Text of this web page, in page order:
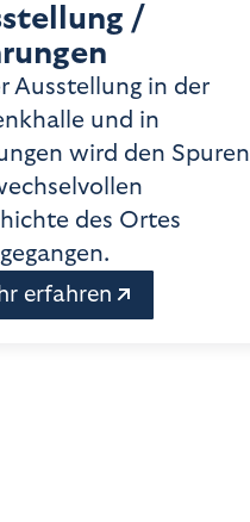
/
Ausstellung in der
und in
wird den Spuren
des Ortes
erfahren